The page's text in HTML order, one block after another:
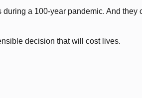
a 100-year pandemic. And they
decision that will cost lives.